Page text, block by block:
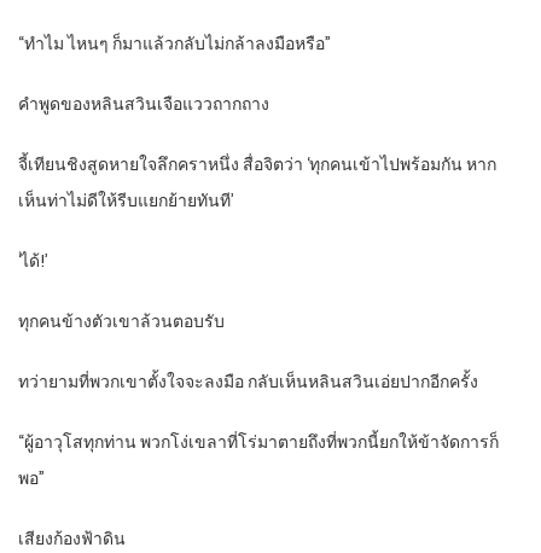
“ทำไม ไหนๆ ก็มาแล้วกลับไม่กล้าลงมือหรือ”
คำพูดของหลินสวินเจือแววถากถาง
จี้เทียนชิงสูดหายใจลึกคราหนึ่ง สื่อจิตว่า ‘ทุกคนเข้าไปพร้อมกัน หาก
เห็นท่าไม่ดีให้รีบแยกย้ายทันที’
‘ได้!’
ทุกคนข้างตัวเขาล้วนตอบรับ
ทว่ายามที่พวกเขาตั้งใจจะลงมือ กลับเห็นหลินสวินเอ่ยปากอีกครั้ง
“ผู้อาวุโสทุกท่าน พวกโง่เขลาที่โร่มาตายถึงที่พวกนี้ยกให้ข้าจัดการก็
พอ”
เสียงก้องฟ้าดิน